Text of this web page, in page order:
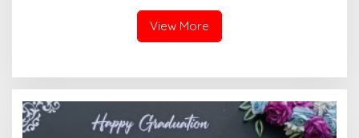
Jadi Tersangka Berharap
Bermodus Surat
Perdamaian dan Dugaan
Fitnah Terkait Tuduhan
Pemerasan Rp250 Juta
View More